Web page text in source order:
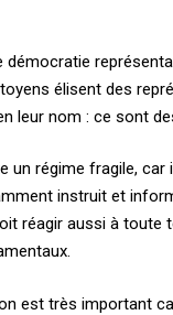
démocratie
élisent des
leur nom : ce sont
un régime fragile, car
instruit et
réagir aussi à toute
est très important